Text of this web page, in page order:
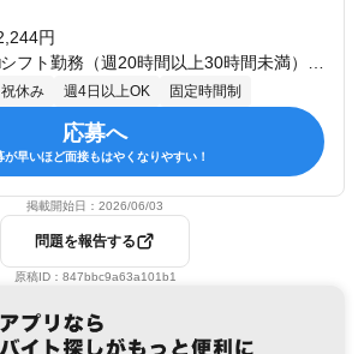
円
休み 週4日以上OK 固定時間制
応募へ
が早いほど面接もはやくなりやすい！
掲載開始日： 2026/06/03
問題を報告する
原稿ID： 847bbc9a63a101b1